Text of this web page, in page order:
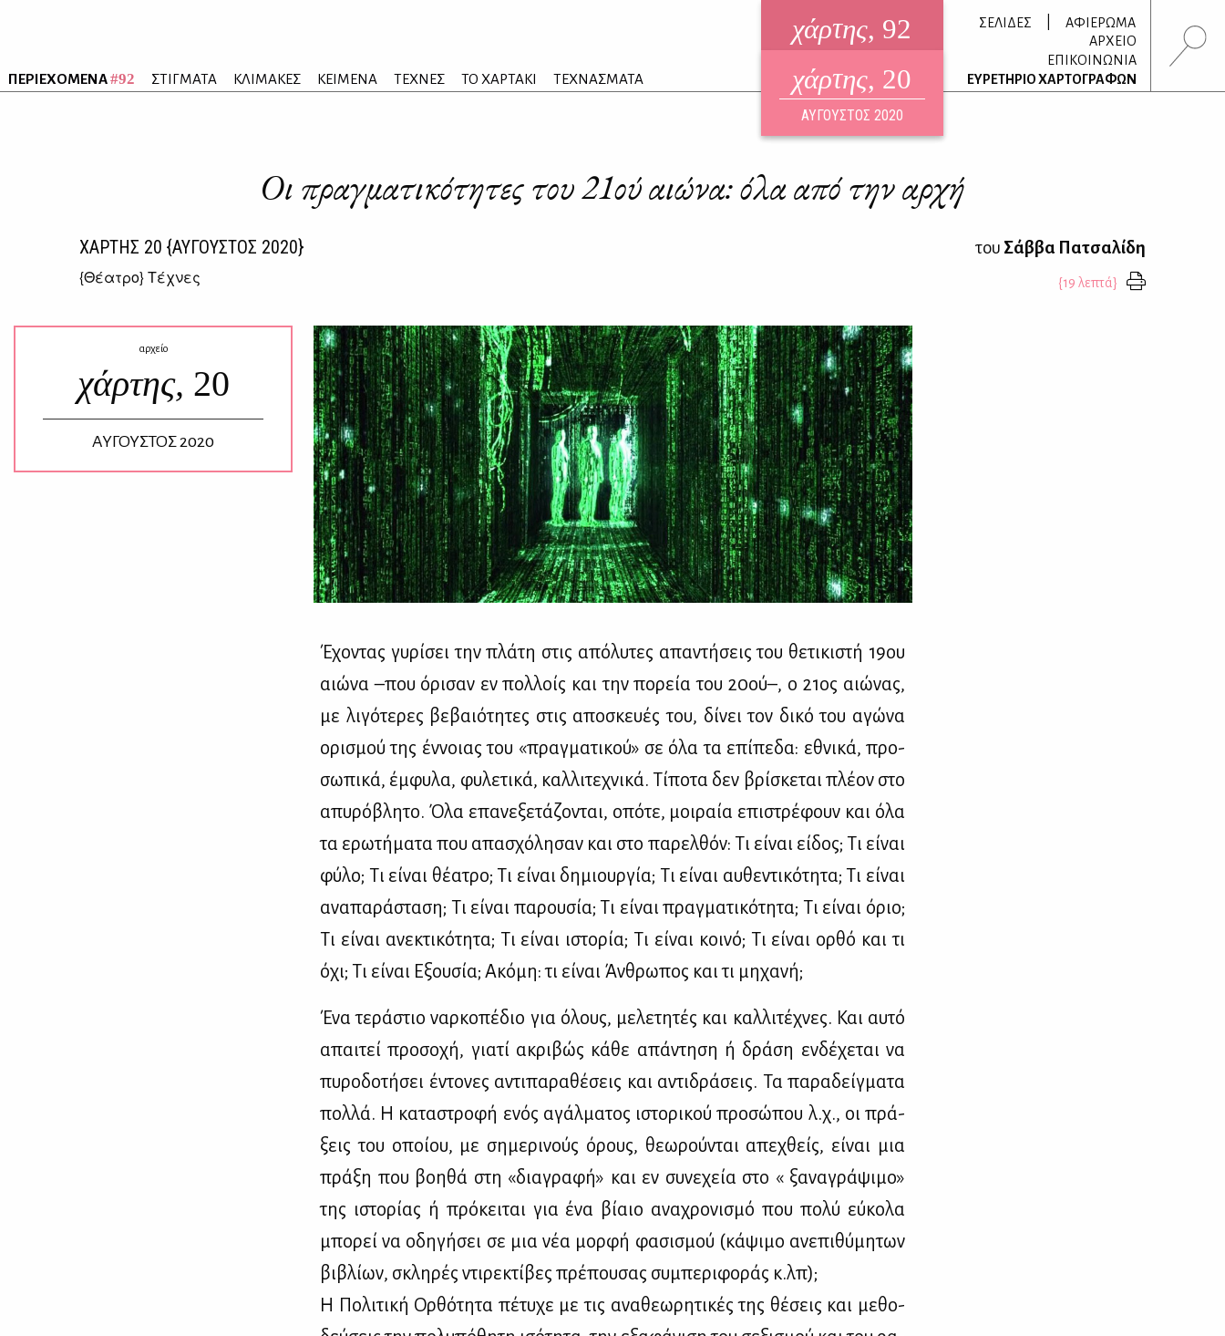
ΠΕΡΙΕΧΟΜΕΝΑ#92 ΣΤΙΓΜΑΤΑ ΚΛΙΜΑΚΕΣ ΚΕΙΜΕΝΑ ΤΕΧΝΕΣ ΤΟ ΧΑΡΤΑΚΙ ΤΕΧΝΑΣΜΑΤΑ
χάρτης, 92
ηλεκτρονικό περιοδικό
ΑΥΓΟΥΣΤΟΣ 2026
χάρτης, 20
ΑΥΓΟΥΣΤΟΣ 2020
ΣΕΛΙΔΕΣ
ΑΦΙΕΡΩΜΑ
ΑΡΧΕΙΟ
ΕΠΙΚΟΙΝΩΝΙΑ
ΕΥΡΕΤΗΡΙΟ ΧΑΡΤΟΓΡΑΦΩΝ
Οι πραγματικότητες του 21ού αιώνα: όλα από την αρχή
ΧΑΡΤΗΣ 20 {ΑΥΓΟΥΣΤΟΣ 2020}
{Θέατρο} Τέχνες
του Σάββα Πατσαλίδη
{19 λεπτά}
αρχείο
χάρτης, 20
ΑΥΓΟΥΣΤΟΣ 2020
Έχο­ντας γυ­ρί­σει την πλά­τη στις από­λυ­τες απα­ντή­σεις του θε­τι­κι­στή 19ου
αιώ­να –που όρι­σαν εν πολ­λοίς και την πο­ρεία του 20ού–, ο 21ος αιώ­νας,
με λι­γό­τε­ρες βε­βαιό­τη­τες στις απο­σκευ­ές του, δί­νει τον δι­κό του αγώ­να
ορι­σμού της έν­νοιας του «πραγ­μα­τι­κού» σε όλα τα επί­πε­δα: εθνι­κά, προ­
σω­πι­κά, έμ­φυ­λα, φυ­λε­τι­κά, καλ­λι­τε­χνι­κά. Τί­πο­τα δεν βρί­σκε­ται πλέ­ον στο
απυ­ρό­βλη­το. Όλα επα­νε­ξε­τά­ζο­νται, οπό­τε, μοι­ραία επι­στρέ­φουν και όλα
τα ερω­τή­μα­τα που απα­σχό­λη­σαν και στο πα­ρελ­θόν: Τι εί­ναι εί­δος; Τι εί­ναι
φύ­λο; Τι εί­ναι θέ­α­τρο; Τι εί­ναι δη­μιουρ­γία; Τι εί­ναι αυ­θε­ντι­κό­τη­τα; Τι εί­ναι
ανα­πα­ρά­στα­ση; Τι εί­ναι πα­ρου­σία; Τι εί­ναι πραγ­μα­τι­κό­τη­τα; Τι εί­ναι όριο;
Τι εί­ναι ανε­κτι­κό­τη­τα; Τι εί­ναι ιστο­ρία; Τι εί­ναι κοι­νό; Τι εί­ναι ορ­θό και τι
όχι; Τι εί­ναι Εξου­σία; Ακό­μη: τι εί­ναι Άν­θρω­πος και τι μη­χα­νή;
Ένα τε­ρά­στιο ναρ­κο­πέ­διο για όλους, με­λε­τη­τές και καλ­λι­τέ­χνες. Και αυ­τό
απαι­τεί προ­σο­χή, για­τί ακρι­βώς κά­θε απά­ντη­ση ή δρά­ση εν­δέ­χε­ται να
πυ­ρο­δο­τή­σει έντο­νες αντι­πα­ρα­θέ­σεις και αντι­δρά­σεις. Τα πα­ρα­δείγ­μα­τα
πολ­λά. Η κα­τα­στρο­φή ενός αγάλ­μα­τος ιστο­ρι­κού προ­σώ­που λ.χ., οι πρά­
ξεις του οποί­ου, με ση­με­ρι­νούς όρους, θε­ω­ρού­νται απε­χθείς, εί­ναι μια
πρά­ξη που βοη­θά στη «δια­γρα­φή» και εν συ­νε­χεία στο « ξα­να­γρά­ψι­μο»
της ιστο­ρί­ας ή πρό­κει­ται για ένα βί­αιο ανα­χρο­νι­σμό που πο­λύ εύ­κο­λα
μπο­ρεί να οδη­γή­σει σε μια νέα μορ­φή φα­σι­σμού (κά­ψι­μο ανε­πι­θύ­μη­των
βι­βλί­ων, σκλη­ρές ντι­ρε­κτί­βες πρέ­που­σας συ­μπε­ρι­φο­ράς κ.λπ);
Η Πο­λι­τι­κή Ορ­θό­τη­τα πέ­τυ­χε με τις ανα­θε­ω­ρη­τι­κές της θέ­σεις και με­θο­